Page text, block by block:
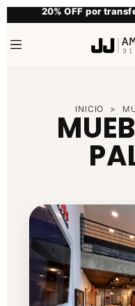
20% OFF por
INICIO >